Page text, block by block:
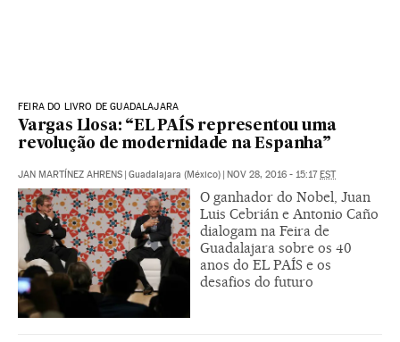
FEIRA DO LIVRO DE GUADALAJARA
Vargas Llosa: “EL PAÍS representou uma
revolução de modernidade na Espanha”
JAN MARTÍNEZ AHRENS Guadalajara (México) NOV 28, 2016 - 15:17 EST
O ganhador do Nobel, Juan
Luis Cebrián e Antonio Caño
dialogam na Feira de
Guadalajara sobre os 40
anos do EL PAÍS e os
desafios do futuro